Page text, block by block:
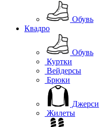
Обувь
Квадро
Обувь
Куртки
Вейдерсы
Брюки
Джерси
Жилеты